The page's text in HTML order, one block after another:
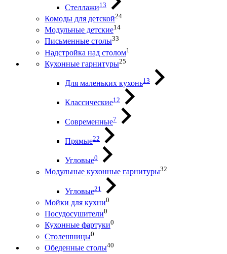
Стеллажи13
Комоды для детской24
Модульные детские14
Письменные столы33
Надстройка над столом1
Кухонные гарнитуры25
Для маленьких кухонь13
Классические12
Современные7
Прямые22
Угловые0
Модульные кухонные гарнитуры32
Угловые21
Мойки для кухни0
Посудосушители0
Кухонные фартуки0
Столешницы0
Обеденные столы40